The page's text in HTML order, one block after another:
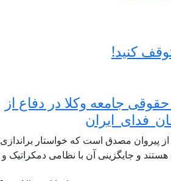
کنید!
جامعه وکلا در دفاع از
از پیروان مصدق است که خواستار براندازی
و جایگزینی آن با نظامی دمکراتیک و